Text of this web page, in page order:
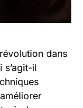
dans
s’agit-il